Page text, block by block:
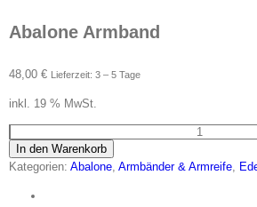
Abalone Armband
48,00 € Lieferzeit: 3 – 5 Tage
inkl. 19 % MwSt.
Abalone
Menge
In den Warenkorb
Kategorien: Abalone, Armbänder & Armreife,